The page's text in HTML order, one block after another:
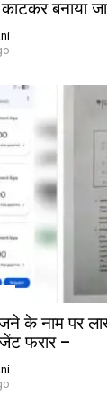
बनाया
के नाम पर
फरार –